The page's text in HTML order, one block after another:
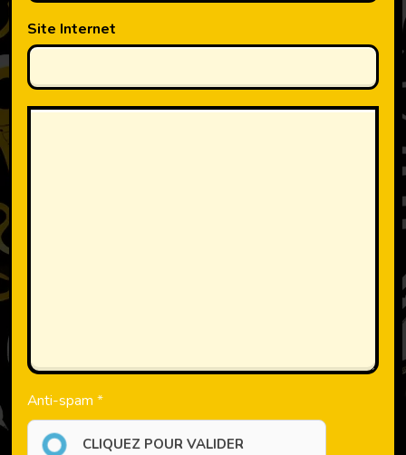
Site Internet
Anti-spam
CLIQUEZ POUR VALIDER